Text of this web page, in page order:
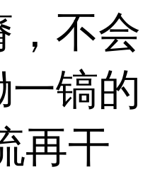
，不会
镐的
再干